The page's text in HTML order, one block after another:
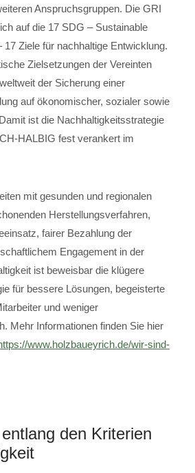
Anspruchsgruppen. Die GRI
auf die 17 SDG – Sustainable
Ziele für nachhaltige Entwicklung.
Zielsetzungen der Vereinten
der Sicherung einer
auf ökonomischer, sozialer sowie
ist die Nachhaltigkeitsstrategie
HALBIG fest verankert im
mit gesunden und regionalen
Herstellungsverfahren,
fairer Bezahlung der
Engagement in der
ist beweisbar die klügere
für bessere Lösungen, begeisterte
und weniger
Mehr Informationen finden Sie hier
www.holzbaueyrich.de/wir-sind-
den Kriterien